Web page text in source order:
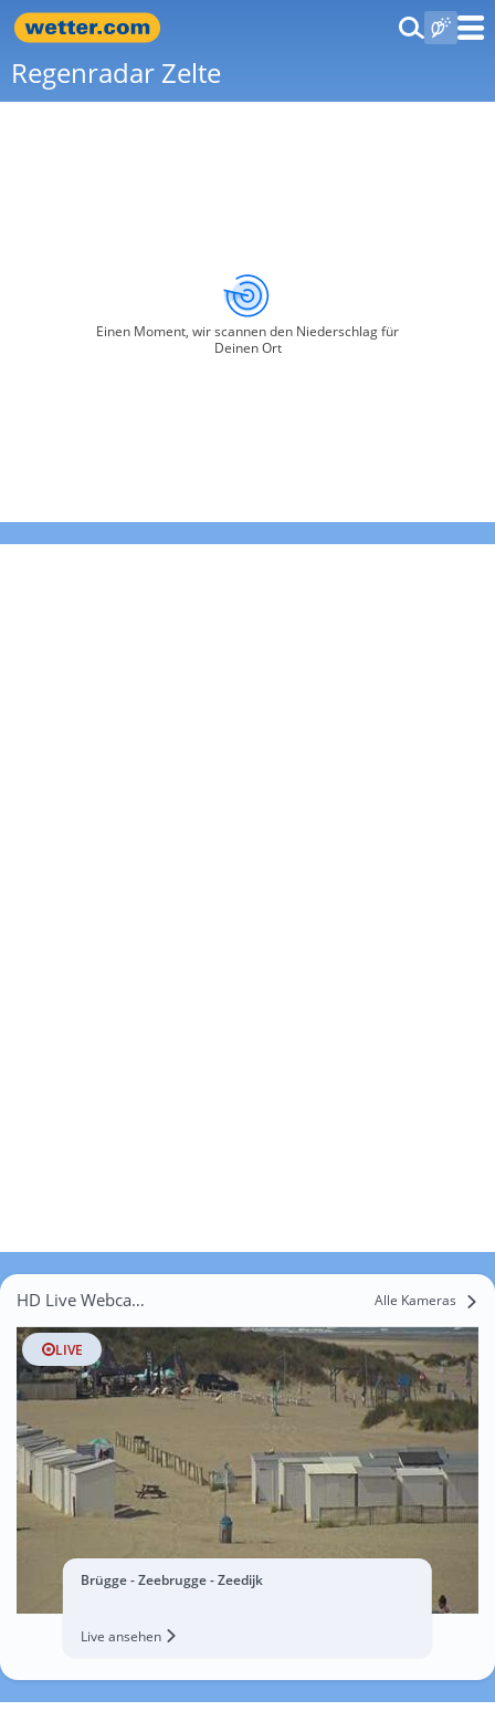
Regenradar Zelte
Einen Moment, wir scannen den Niederschlag für
Deinen Ort
HD Live Webcams Zelte Alle Kameras
LIVE
Brügge - Zeebrugge - Zeedijk
Live ansehen